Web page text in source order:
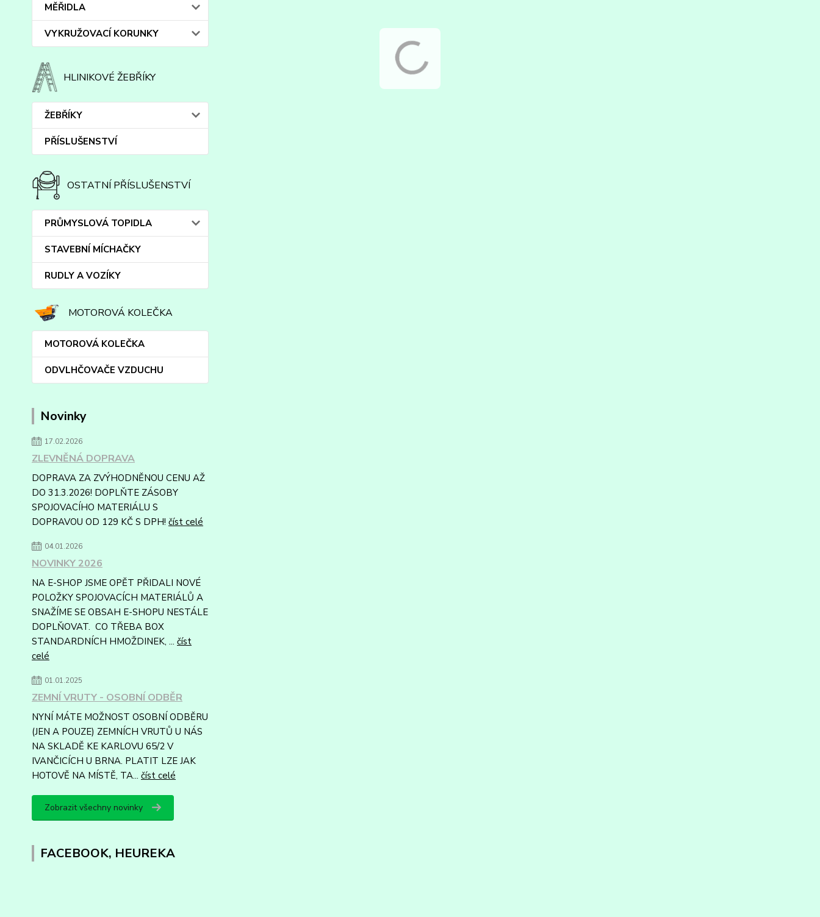
MĚŘIDLA
VYKRUŽOVACÍ KORUNKY
HLINIKOVÉ ŽEBŘÍKY
ŽEBŘÍKY
PŘÍSLUŠENSTVÍ
OSTATNÍ PŘÍSLUŠENSTVÍ
PRŮMYSLOVÁ TOPIDLA
STAVEBNÍ MÍCHAČKY
RUDLY A VOZÍKY
MOTOROVÁ KOLEČKA
MOTOROVÁ KOLEČKA
ODVLHČOVAČE VZDUCHU
Novinky
17.02.2026
ZLEVNĚNÁ DOPRAVA
DOPRAVA ZA ZVÝHODNĚNOU CENU AŽ
DO 31.3.2026! DOPLŇTE ZÁSOBY
SPOJOVACÍHO MATERIÁLU S
DOPRAVOU OD 129 KČ S DPH! číst celé
04.01.2026
NOVINKY 2026
NA E-SHOP JSME OPĚT PŘIDALI NOVÉ
POLOŽKY SPOJOVACÍCH MATERIÁLŮ A
SNAŽÍME SE OBSAH E-SHOPU NESTÁLE
DOPLŇOVAT. CO TŘEBA BOX
STANDARDNÍCH HMOŽDINEK, ... číst
celé
01.01.2025
ZEMNÍ VRUTY - OSOBNÍ ODBĚR
NYNÍ MÁTE MOŽNOST OSOBNÍ ODBĚRU
(JEN A POUZE) ZEMNÍCH VRUTŮ U NÁS
NA SKLADĚ KE KARLOVU 65/2 V
IVANČICÍCH U BRNA. PLATIT LZE JAK
HOTOVĚ NA MÍSTĚ, TA... číst celé
Zobrazit všechny novinky
FACEBOOK, HEUREKA